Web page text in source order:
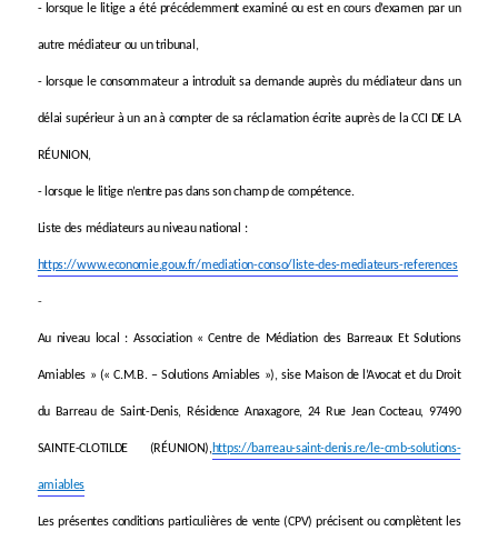
- lorsque le litige a été précédemment examiné ou est en cours d’examen par un
autre médiateur ou un tribunal,
- lorsque le consommateur a introduit sa demande auprès du médiateur dans un
délai supérieur à un an à compter de sa réclamation écrite auprès de la CCI DE LA
RÉUNION,
- lorsque le litige n’entre pas dans son champ de compétence.
Liste des médiateurs au niveau national :
https://www.economie.gouv.fr/mediation-conso/liste-des-mediateurs-references
-
Au niveau local : Association « Centre de Médiation des Barreaux Et Solutions
Amiables » (« C.M.B. – Solutions Amiables »), sise Maison de l’Avocat et du Droit
du Barreau de Saint-Denis, Résidence Anaxagore, 24 Rue Jean Cocteau, 97490
SAINTE-CLOTILDE (RÉUNION), https://barreau-saint-denis.re/le-cmb-solutions-
amiables
Les présentes conditions particulières de vente (CPV) précisent ou complètent les